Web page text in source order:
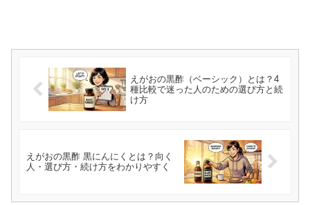
えがおの黒酢（ベーシック）とは？4
種比較で迷った人のための選び方と続
け方
えがおの黒酢 黒にんにくとは？向く
人・選び方・続け方をわかりやすく